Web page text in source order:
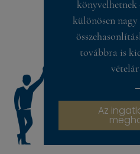
különösen nagy
továbbra is
Az